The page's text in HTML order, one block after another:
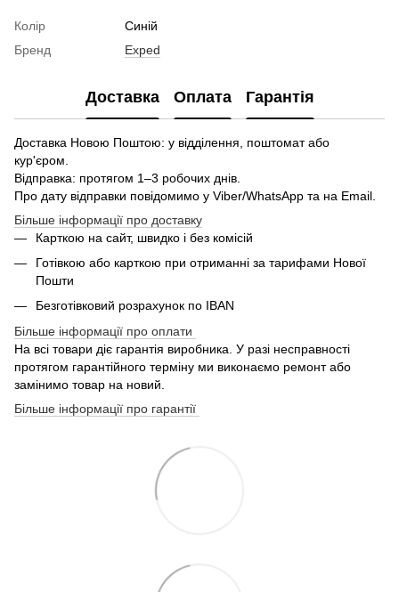
Колір
Синій
Бренд
Exped
Доставка Оплата Гарантія
Доставка Новою Поштою: у відділення, поштомат або
кур'єром.
Відправка: протягом 1–3 робочих днів.
Про дату відправки повідомимо у Viber/WhatsApp та на Email.
Більше інформації про доставку
Карткою на сайт, швидко і без комісій
Готівкою або карткою при отриманні за тарифами Нової
Пошти
Безготівковий розрахунок по IBAN
Більше інформації про оплати
На всі товари діє гарантія виробника. У разі несправності
протягом гарантійного терміну ми виконаємо ремонт або
замінимо товар на новий.
Більше інформації про гарантії